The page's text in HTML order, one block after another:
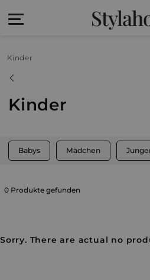
Kinder
Kinder
Babys Mädchen
0 Produkte gefunden
Sorry. There are actual no